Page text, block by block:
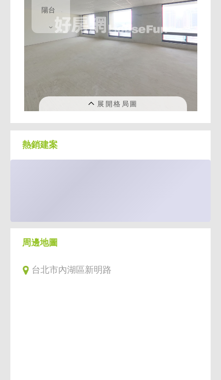
2、全室毛胚規劃，可自由規劃空間3、步行約
1分鐘就是公車站牌，交通好便利
4、過橋就是信義松山區，捷運東環段、都市
更新持續進行，區域發展利多不斷
公室需求6、位於內湖大賣場好市多、家樂福
週邊，採購方便
明路產業生活專區最佳選擇!!
狀線、汐止民生線 雙線交會
●重大公共建設－太子建設辦公大樓、國泰人
●科學、工業園區－內湖科學園區大灣南段，
熱銷建案
周邊地圖
台北市內湖區新明路